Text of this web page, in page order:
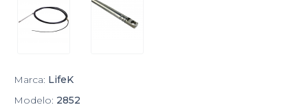
Marca: LifeK
Modelo: 2852